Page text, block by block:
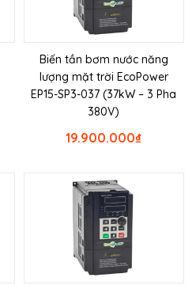
Biến tần bơm nước năng
lượng mặt trời EcoPower
EP15-SP3-037 (37kW – 3 Pha
380V)
₫
19.900.000